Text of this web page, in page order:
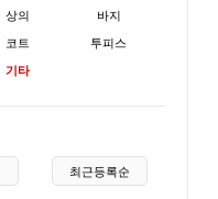
상의
바지
코트
투피스
기타
최근등록순